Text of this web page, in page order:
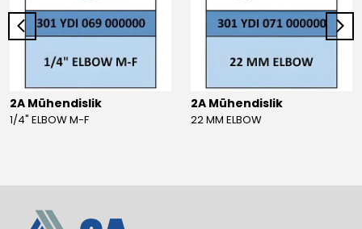
2A Mühendislik
1/4" ELBOW M-F
2A Mühendislik
22 MM ELBOW